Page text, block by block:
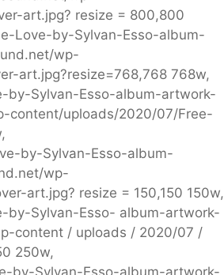
art.jpg? resize = 800,800
Love-by-Sylvan-Esso-album-
wp-
art.jpg?resize=768,768 768w,
by-Sylvan-Esso-album-artwork-
content/uploads/2020/07/Free-
by-Sylvan-Esso-album-
wp-
art.jpg? resize = 150,150 150w,
by-Sylvan-Esso- album-artwork-
content / uploads / 2020/07 /
250w,
by-Sylvan-Esso-album-artwork-